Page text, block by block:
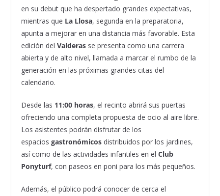
en su debut que ha despertado grandes expectativas,
mientras que La Llosa, segunda en la preparatoria,
apunta a mejorar en una distancia más favorable. Esta
edición del Valderasse presenta como una carrera
abierta y de alto nivel, llamada a marcar el rumbo de la
generación en las próximas grandes citas del
calendario.
Desde las 11:00 horas, el recinto abrirá sus puertas
ofreciendo una completa propuesta de ocio al aire libre.
Los asistentes podrán disfrutar de los
espacios gastronómicosdistribuidos por los jardines,
así como de las actividades infantiles en el Club
Ponyturf, con paseos en poni para los más pequeños.
Además, el público podrá conocer de cerca el